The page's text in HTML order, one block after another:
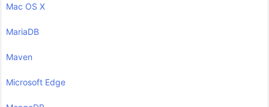
Mac OS X
MariaDB
Maven
Microsoft Edge